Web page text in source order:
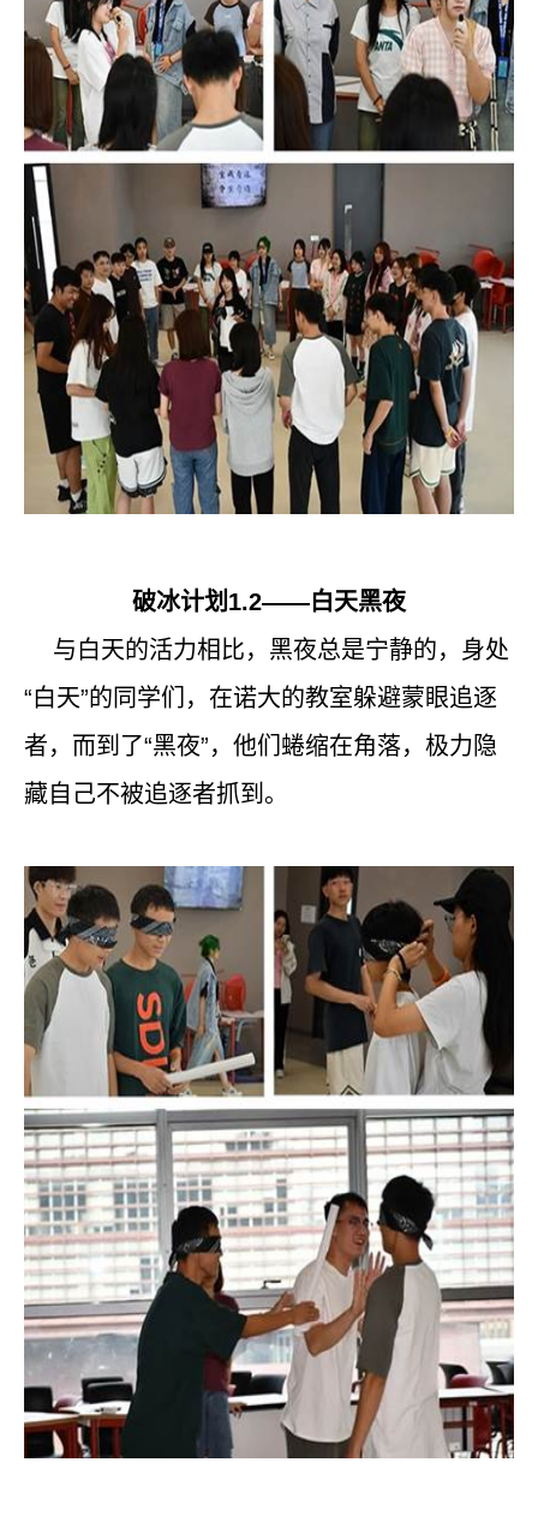
破冰计划 1.2——白天黑夜
与白天的活力相比，黑夜总是宁静的，身处
“白天”的同学们，在诺大的教室躲避蒙眼追逐
者，而到了“黑夜”，他们蜷缩在角落，极力隐
藏自己不被追逐者抓到。